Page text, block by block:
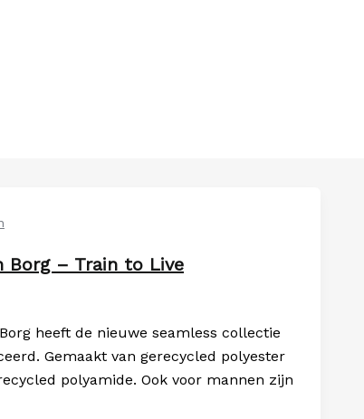
Borg – Train to Live
heeft de nieuwe seamless collectie
Gemaakt van gerecycled polyester
polyamide. Ook voor mannen zijn